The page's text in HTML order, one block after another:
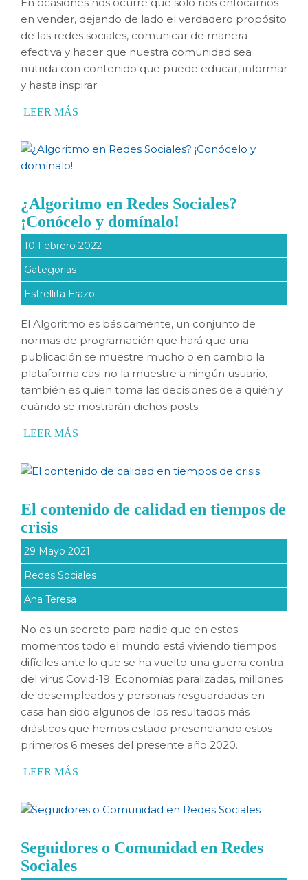
en vender, dejando de lado el verdadero propósito
de las redes sociales, comunicar de manera
efectiva y hacer que nuestra comunidad sea
nutrida con contenido que puede educar, informar
y hasta inspirar.
LEER MÁS
¿Algoritmo en Redes Sociales?
¡Conócelo y domínalo!
10 Febrero 2022
Gategorias
Estrellita Erazo
El Algoritmo es básicamente, un conjunto de
normas de programación que hará que una
publicación se muestre mucho o en cambio la
plataforma casi no la muestre a ningún usuario,
también es quien toma las decisiones de a quién y
cuándo se mostrarán dichos posts.
LEER MÁS
El contenido de calidad en tiempos de
crisis
29 Mayo 2021
Redes Sociales
Ana Teresa
No es un secreto para nadie que en estos
momentos todo el mundo está viviendo tiempos
difíciles ante lo que se ha vuelto una guerra contra
del virus Covid-19. Economías paralizadas, millones
de desempleados y personas resguardadas en
casa han sido algunos de los resultados más
drásticos que hemos estado presenciando estos
primeros 6 meses del presente año 2020.
LEER MÁS
Seguidores o Comunidad en Redes
Sociales